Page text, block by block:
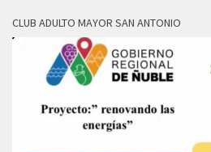
CLUB ADULTO MAYOR SAN ANTONIO